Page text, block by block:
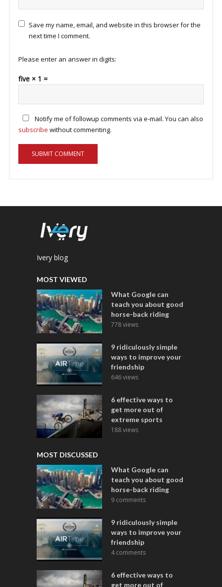
Save my name, email, and website in this browser for the
next time I comment.
Please enter an answer in digits:
five × 1 =
Notify me of followup comments via e-mail. You can also
subscribe without commenting.
Ivery blog
MOST VIEWED
What Google can
teach you about good
horse-back riding
778 views
9 ridiculously simple
ways to improve your
friendship
646 views
6 effective ways to
get more out of
extreme sports
188 views
MOST DISCUSSED
What Google can
teach you about good
horse-back riding
9 comments
9 ridiculously simple
ways to improve your
friendship
4 comments
6 effective ways to
get more out of